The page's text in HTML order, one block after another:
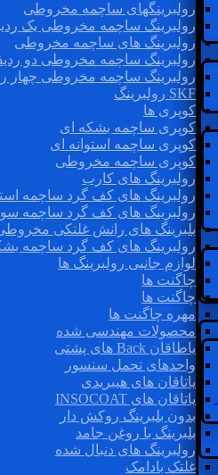
رولبرینگهای ساچمه مخروطی
رولبرینگ ساچمه مخروطی یک
رولبرینگ های ساچمه مخروطی
رولبرینگ ساچمه مخروطی دو
رولبرینگ ساچمه مخروطی چهار
SKF رولبرینگ
کوپری ها
کوپری ساچمه بشکه ای
کوپری ساچمه استوانه ای
کوپری ساچمه مخروطی
رولبرینگ های کارب
رولبرینگ های کف گرد ساچمه
رولبرینگ های کف گرد ساچمه
بلبرینگ های رانش غلتکی
رولبرینگ های کف گرد ساچمه
لوازم جانبی رولبرینگ ها
چاگنت ها
چاگنت ها
مهره چاگنت ها
محصولات مهندسی شده
یاطاقان Back های پشتی
واحدهای تحمل سنسور
یاتاقان های هیبریدی
یاتاقان های INSOCOAT
بدون بلبرینگ روکش دار
بلبرینگ با روغن جامد
رولبرینگ های دنبال شده
غلتک بادامک